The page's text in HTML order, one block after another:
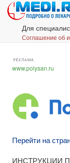
Для
Соглашение об
www.polysan.ru
Перейти на
ИНСТРУКЦИИ